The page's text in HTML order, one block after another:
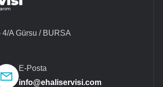
A Gürsu / BURSA
E-Posta
info@ehaliservisi.com